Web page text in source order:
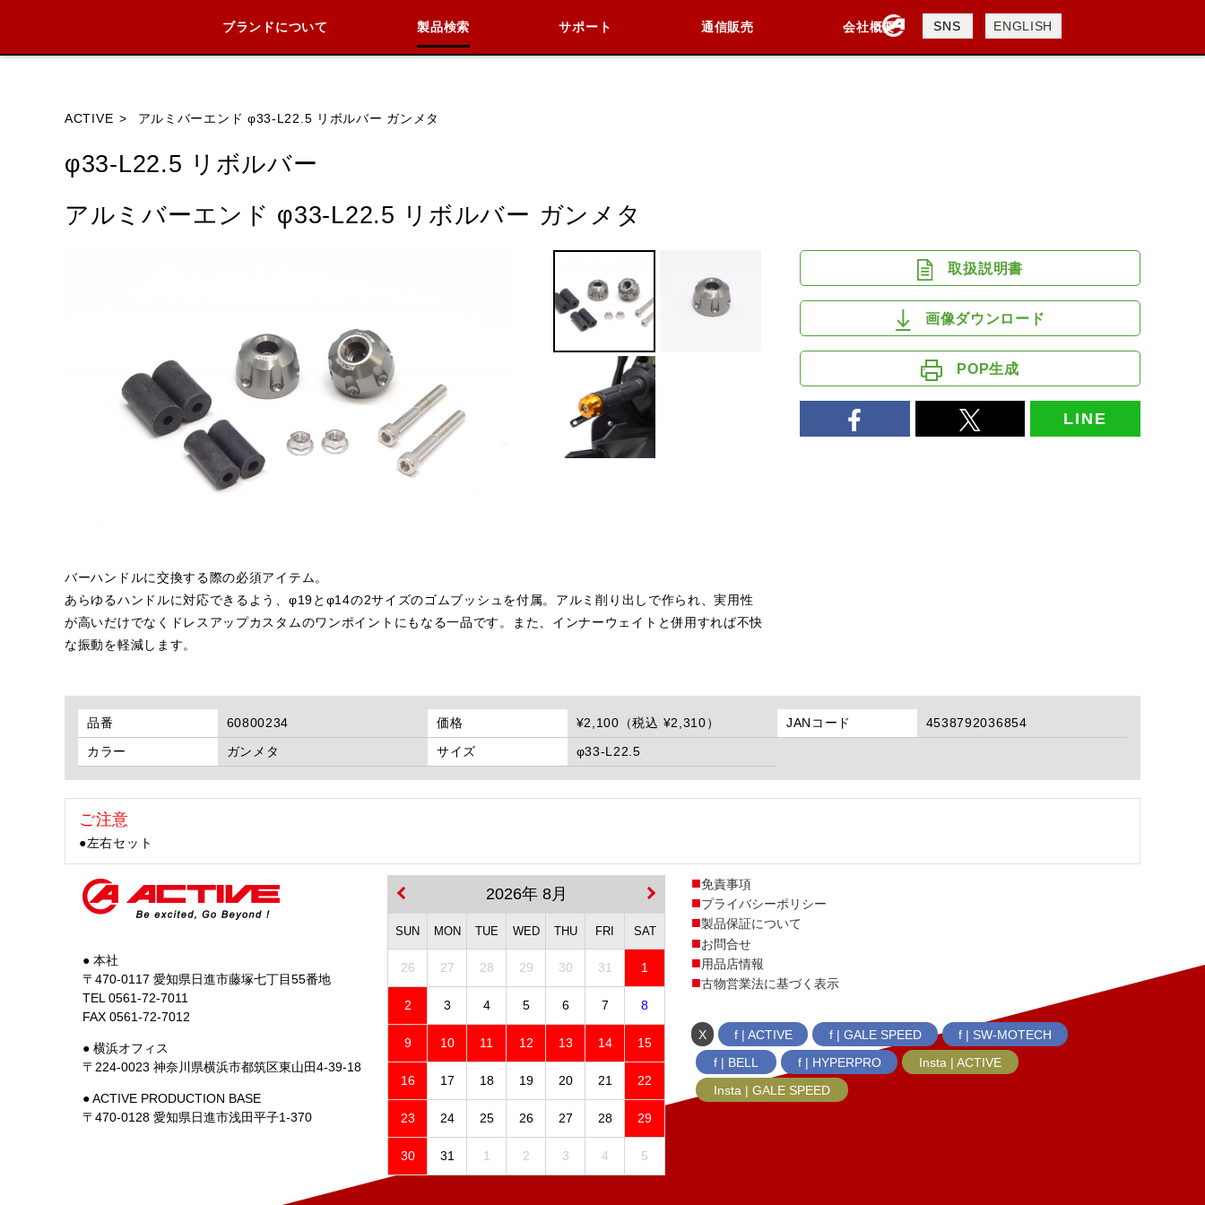
ブランドについて 製品検索 サポート 通信販売 会社概要
会社概要
採用情報
SNS ENGLISH
閉じる
ACTIVE アルミバーエンド φ33-L22.5 リボルバー ガンメタ
φ33-L22.5 リボルバー
アルミバーエンド φ33-L22.5 リボルバー ガンメタ
バーハンドルに交換する際の必須アイテム。
あらゆるハンドルに対応できるよう、φ19とφ14の2サイズのゴムブッシュを付属。アルミ削り出しで作られ、実用性
が高いだけでなくドレスアップカスタムのワンポイントにもなる一品です。また、インナーウェイトと併用すれば不快
な振動を軽減します。
取扱説明書
画像ダウンロード
POP生成
LINE
品番 60800234 価格 ¥2,100（税込 ¥2,310） JANコード
4538792036854
カラー
ガンメタ サイズ φ33-L22.5
ご注意
●左右セット
● 本社
〒470-0117 愛知県日進市藤塚七丁目55番地
TEL 0561-72-7011
FAX 0561-72-7012
● 横浜オフィス
〒224-0023 神奈川県横浜市都筑区東山田4-39-18
● ACTIVE PRODUCTION BASE
〒470-0128 愛知県日進市浅田平子1-370
2026年 8月
SUN MON TUE WED THU FRI SAT
26 27 28 29 30 31 1
2 3 4 5 6 7 8
9 10 11 12 13 14 15
16 17 18 19 20 21 22
23 24 25 26 27 28 29
30 31 1 2 3 4 5
免責事項
プライバシーポリシー
製品保証について
お問合せ
用品店情報
古物営業法に基づく表示
X f | ACTIVE f | GALE SPEED
f | SW-MOTECH
f | BELL
f | HYPERPRO
Insta | ACTIVE
Insta | GALE SPEED